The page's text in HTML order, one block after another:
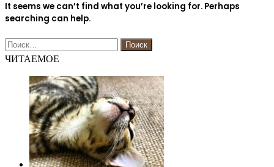
It seems we can’t find what you’re looking for. Perhaps
searching can help.
Найти:
ЧИТАЕМОЕ